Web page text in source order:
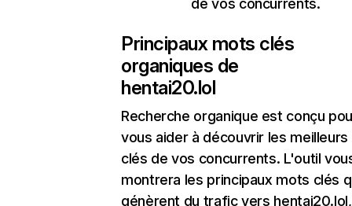
de vos concurrents.
Principaux mots clés
organiques de
hentai20.lol
Recherche organique est conçu
vous aider à découvrir les
clés de vos concurrents. L'outil
montrera les principaux mots clés
génèrent du trafic vers